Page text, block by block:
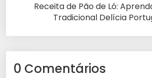
Receita de Pão de Ló:
Tradicional Delícia
0 Comentários